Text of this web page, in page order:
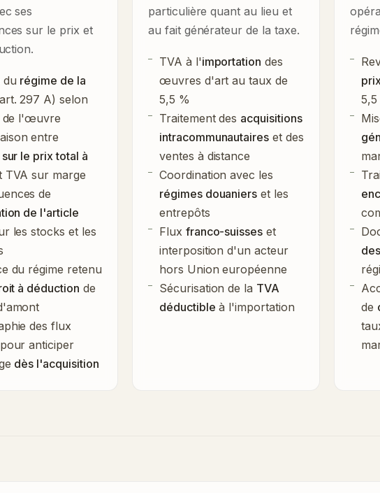
ses
sur le prix et
du régime de la
297 A) selon
de l'œuvre
entre
le prix total à
TVA sur marge
de
de l'article
les stocks et les
du régime retenu
à déduction de
des flux
anticiper
dès l'acquisition
particulière quant au lieu et
au fait générateur de la taxe.
TVA à l'importation des
œuvres d'art au taux de
5,5 %
Traitement des acquisitions
intracommunautaires et des
ventes à distance
Coordination avec les
régimes douaniers et les
entrepôts
Flux franco-suisses et
interposition d'un acteur
hors Union européenne
Sécurisation de la TVA
déductible à l'importation
prix
5,5
de